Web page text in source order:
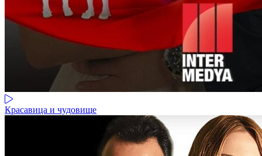
Красавица и чудовище